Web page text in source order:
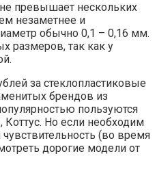
превышает нескольких
незаметнее и
обычно 0,1 – 0,16 мм.
размеров, так как у
за стеклопластиковые
брендов из
пользуются
Но если необходим
(во время
дорогие модели от